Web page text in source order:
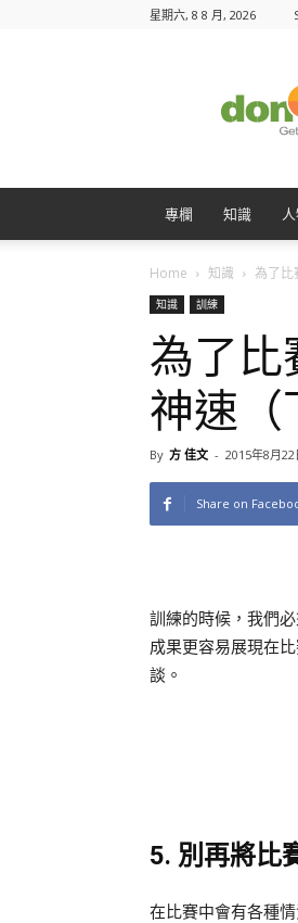
星期六, 8 8 月, 2026
專欄 知識
Home 知識 為了比
知識 訓練
為了比
神速（
By 方 佳文 - 2015年8月22
Share on
訓練的時候，我們
成果更容易展現在
談。
5. 別再將比
在比賽中會有各種